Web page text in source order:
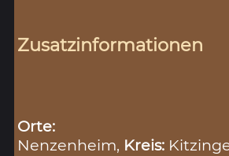
Zusatzinformationen
Orte:
Nenzenheim, Kreis: